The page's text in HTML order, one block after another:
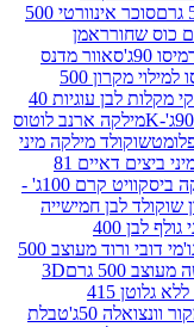
סוכר אינוורטי 500
ראמן
90ג'
סאוור מדנס
קרם אספרסו למילוי מקרון 500
פוקי מקלות לבן עוגיות 40
מילקה ארנב לוטוס
שוקולד מילקה מיני
מילקה מיני ביצים דאיים 81
טבלת מילקה ביסקוויט קרם 100ג' -
שוקולד לבן חמישייה
מרשמלו JOOMI מיני גולף לבן 400
3D גו'מי דובי ורוד מעוצב 500
3D
פילסברי בראוניז ללא גלוטן 415
וונצואלה 50ג'
טבלת